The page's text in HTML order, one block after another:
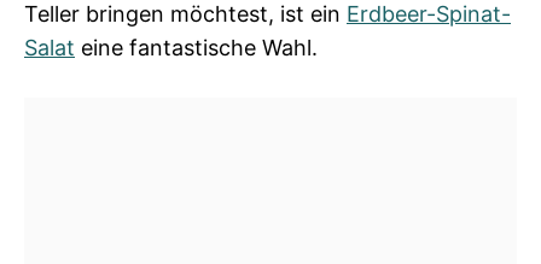
Teller bringen möchtest, ist ein Erdbeer-Spinat-
Salat eine fantastische Wahl.